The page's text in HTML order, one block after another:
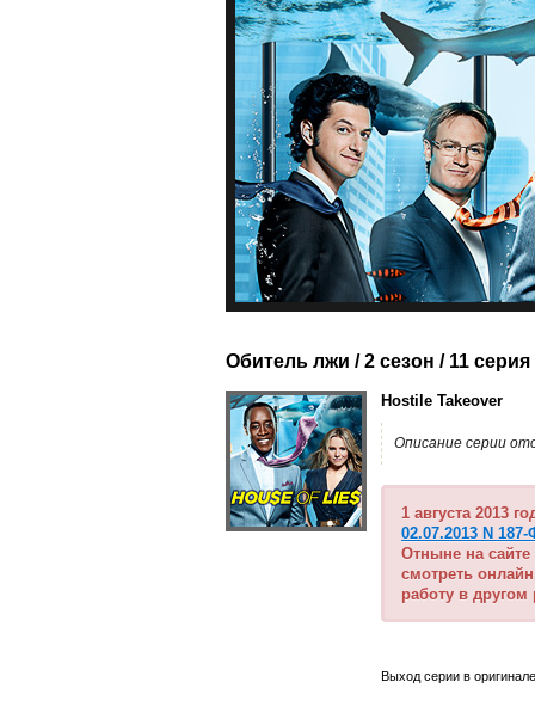
Обитель лжи / 2 сезон / 11 серия
Hostile Takeover
Описание серии
1 августа 2013
02.07.2013 N
Отныне на
смотреть
работу в другом
Выход серии в